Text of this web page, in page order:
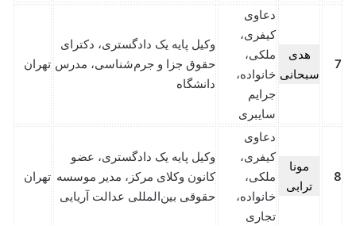
7
هدی
سبحانی
دعاوی
کیفری،
ملکی،
خانواده،
جرایم
سایبری
وکیل پایه یک دادگستری، دکترای
حقوق جزا و جرم‌شناسی، مدرس
دانشگاه
تهران
8
مونا
ترابی
دعاوی
کیفری،
ملکی،
خانواده،
تجاری
وکیل پایه یک دادگستری، عضو
کانون وکلای مرکز، مدیر موسسه
حقوقی بین‌المللی عدالت آریایی
تهران